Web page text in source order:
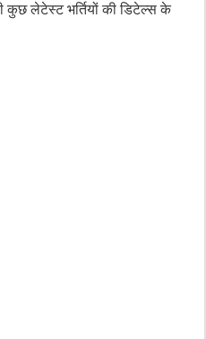
कुछ लेटेस्ट भर्तियों की डिटेल्स के